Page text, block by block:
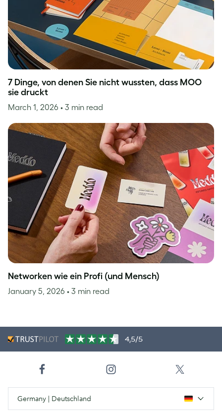
7 Dinge, von denen Sie nicht wussten, dass MOO
sie druckt
March 1, 2026 • 3 min read
Networken wie ein Profi (und Mensch)
January 5, 2026 • 3 min read
4,5/5
Germany | Deutschland